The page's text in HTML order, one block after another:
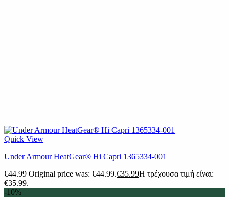
Quick View
Under Armour HeatGear® Hi Capri 1365334-001
€44.99 Original price was: €44.99.€35.99Η τρέχουσα τιμή είναι:
€35.99.
-10%